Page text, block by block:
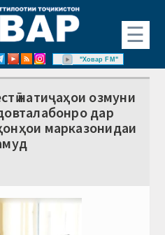
☰
"Ховар FM"
натиҷаҳои озмуни
дар
марказонидаи